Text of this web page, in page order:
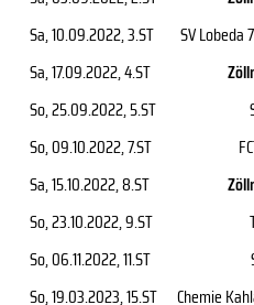
Sa, 10.09.2022, 3.ST SV Lobeda
Sa, 17.09.2022, 4.ST
So, 25.09.2022, 5.ST
So, 09.10.2022, 7.ST
Sa, 15.10.2022, 8.ST
So, 23.10.2022, 9.ST
So, 06.11.2022, 11.ST
So, 19.03.2023, 15.ST Chemie